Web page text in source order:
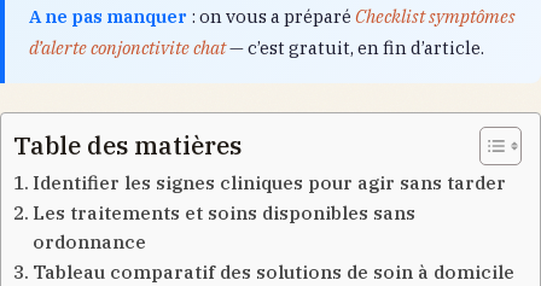
A ne pas manquer : on vous a préparé Checklist symptômes
d’alerte conjonctivite chat— c’est gratuit, en fin d’article.
Table des matières
Identifier les signes cliniques pour agir sans tarder
Les traitements et soins disponibles sans
ordonnance
Tableau comparatif des solutions de soin à domicile